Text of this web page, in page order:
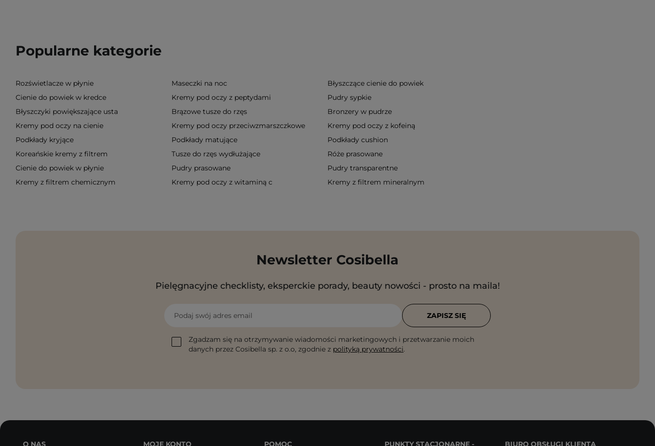
Popularne kategorie
Rozświetlacze w płynie Maseczki na noc
Błyszczące cienie do powiek
Cienie do powiek w kredce
Kremy pod oczy z peptydami
Pudry sypkie
Błyszczyki powiększające usta
Brązowe tusze do rzęs
Bronzery w pudrze
Kremy pod oczy na cienie
Kremy pod oczy przeciwzmarszczkowe
Kremy pod oczy z kofeiną
Podkłady kryjące
Podkłady matujące
Podkłady cushion
Koreańskie kremy z filtrem
Tusze do rzęs wydłużające
Róże prasowane
Cienie do powiek w płynie
Pudry prasowane
Pudry transparentne
Kremy z filtrem chemicznym
Kremy pod oczy z witaminą c Kremy z filtrem mineralnym
Newsletter Cosibella
Pielęgnacyjne checklisty, eksperckie porady, beauty nowości - prosto na maila!
Podaj swój adres email
Zgadzam się na otrzymywanie wiadomości marketingowych i przetwarzanie moich
danych przez Cosibella sp. z o.o, zgodnie z polityką prywatności.
ZAPISZ SIĘ
O NAS MOJE KONTO POMOC PUNKTY STACJONARNE - BIURO OBSŁUGI KLIENTA